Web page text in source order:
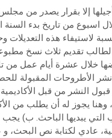
إلا بقرار يصدر من
اسبوع من تاريخ بدء السنة
لاستيفاء هذه التعديلات
تقديم ثلاث نسخ
خلال عشرة أيام عمل من
نشر الأطروحات المقبولة
قبول النشر من قبل
وهنا يجوز له أن يطلب من
التي يبديها الباحث. ب)
عادي لكتابة نص البحث،